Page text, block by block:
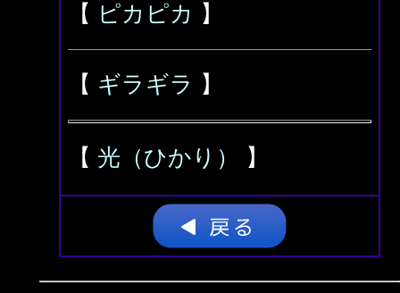
【 ピカピカ 】
【 ギラギラ 】
【 光（ひかり） 】